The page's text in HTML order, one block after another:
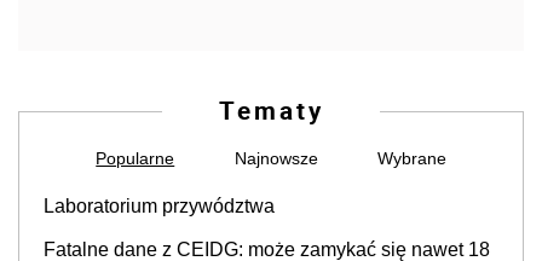
Tematy
Popularne Najnowsze Wybrane
Laboratorium przywództwa
Fatalne dane z CEIDG: może zamykać się nawet 18